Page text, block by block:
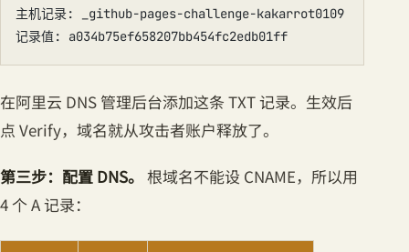
主机记录: _github-pages-challenge-kakarrot0109
记录值: a034b75ef658207bb454fc2edb01ff
在阿里云 DNS 管理后台添加这条 TXT 记录。生效后
点 Verify，域名就从攻击者账户释放了。
第三步：配置 DNS。 根域名不能设 CNAME，所以用
4 个 A 记录：